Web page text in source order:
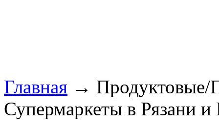
Главная → Продуктовые/
Супермаркеты в Рязани и